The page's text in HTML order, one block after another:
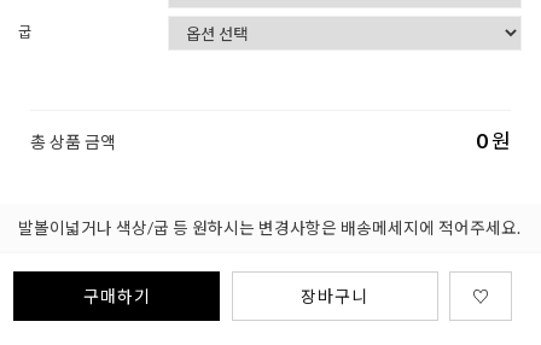
굽
총 상품 금액 0원
발볼이넓거나 색상/굽 등 원하시는 변경사항은 배송메세지에 적어주세요.
구매하기 장바구니 ♡